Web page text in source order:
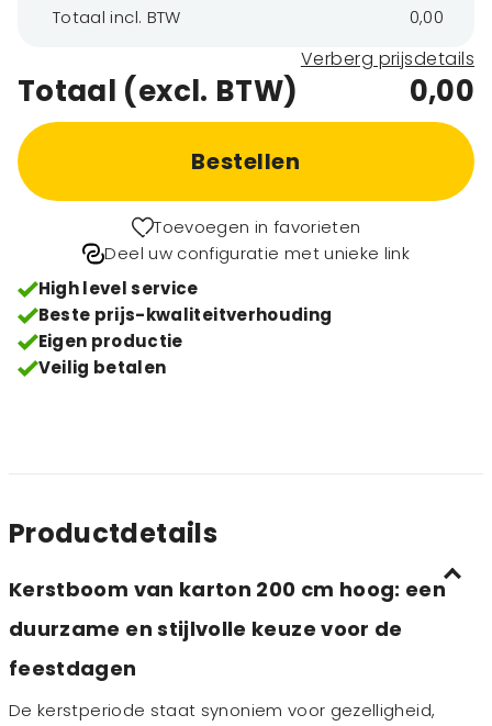
Totaal incl. BTW
0,00
Verberg prijsdetails
Totaal (excl. BTW) 0,00
Bestellen
Toevoegen in favorieten
Deel uw configuratie met unieke link
High level service
Beste prijs-kwaliteitverhouding
Eigen productie
Veilig betalen
Productdetails
Kerstboom van karton 200 cm hoog: een
duurzame en stijlvolle keuze voor de
feestdagen
De kerstperiode staat synoniem voor gezelligheid,